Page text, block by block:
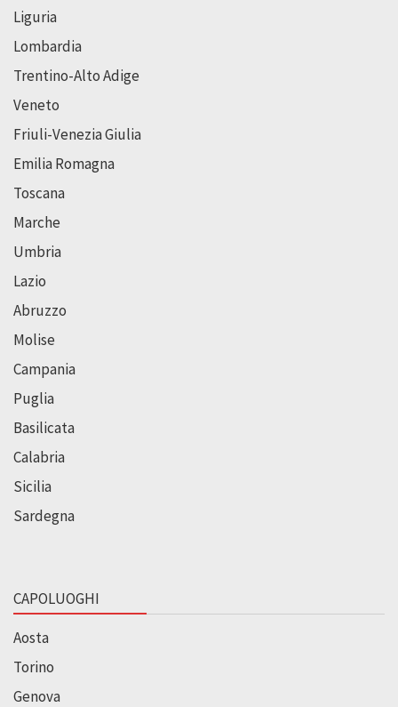
Liguria
Lombardia
Trentino-Alto Adige
Veneto
Friuli-Venezia Giulia
Emilia Romagna
Toscana
Marche
Umbria
Lazio
Abruzzo
Molise
Campania
Puglia
Basilicata
Calabria
Sicilia
Sardegna
CAPOLUOGHI
Aosta
Torino
Genova